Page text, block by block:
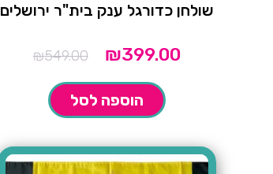
שולחן כדורגל ענק בית"ר ירושלים
₪549.00
המחיר
היה:
₪399.00המחיר
הוספה לסל